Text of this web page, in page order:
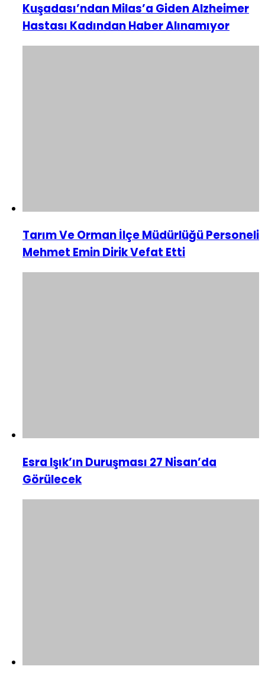
Kuşadası’ndan Milas’a Giden Alzheimer
Hastası Kadından Haber Alınamıyor
Tarım Ve Orman İlçe Müdürlüğü Personeli
Mehmet Emin Dirik Vefat Etti
Esra Işık’ın Duruşması 27 Nisan’da
Görülecek